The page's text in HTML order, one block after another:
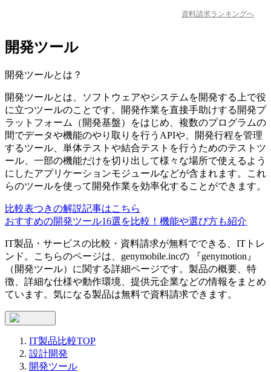
資料請求ランキングへ
開発ツール
開発ツールとは？
開発ツールとは、ソフトウェアやシステムを開発する上で役
に立つツールのことです。開発作業を直接手助けする開発プ
ラットフォーム（開発基盤）をはじめ、複数のプログラムの
間でデータや機能のやり取りを行うAPIや、開発行程を管理
するツール、単体テストや結合テストを行うためのテストツ
ール、一部の機能だけを切り出して様々な場所で使えるよう
にしたアプリケーションモジュールなどが含まれます。これ
らのツールを使って開発作業を効率化することができます。
比較表つきの解説記事はこちら
おすすめの開発ツール16選を比較！機能や選び方も紹介
IT製品・サービスの比較・資料請求が無料でできる、ITトレ
ンド。こちらのページは、 genymobile.incの 『genymotion 』
（ 開発ツール）に関する詳細ページです。製品の概要、特
徴、詳細な仕様や動作環境、提供元企業などの情報をまとめ
ています。気になる製品は無料で資料請求できます。
IT製品比較TOP
設計開発
開発ツール